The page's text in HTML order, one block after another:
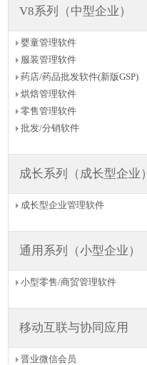
V8系列（中型企业）
婴童管理软件
服装管理软件
药店/药品批发软件(新版GSP)
烘焙管理软件
零售管理软件
批发/分销软件
成长系列（成长型企业）
成长型企业管理软件
通用系列（小型企业）
小型零售/商贸管理软件
移动互联与协同应用
晋业微信会员